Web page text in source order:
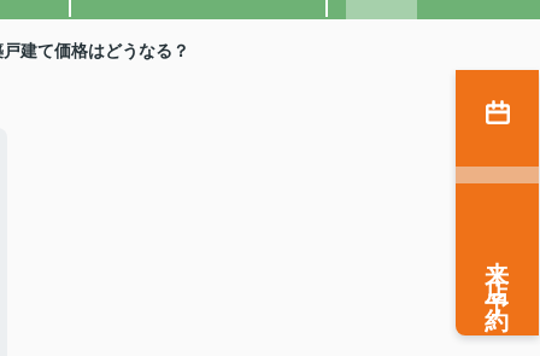
建て価格はどうなる？
来店予約